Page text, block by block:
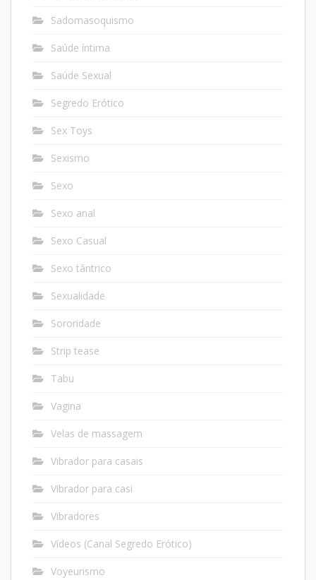
Sadomasoquismo
Saúde íntima
Saúde Sexual
Segredo Erótico
Sex Toys
Sexismo
Sexo
Sexo anal
Sexo Casual
Sexo tântrico
Sexualidade
Sororidade
Strip tease
Tabu
Vagina
Velas de massagem
Vibrador para casais
Vibrador para casi
Vibradores
Vídeos (Canal Segredo Erótico)
Voyeurismo